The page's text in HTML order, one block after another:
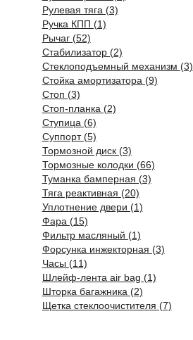
Рулевая тяга (3)
Ручка КПП (1)
Рычаг (52)
Стабилизатор (2)
Стеклоподъемный механизм (3)
Стойка амортизатора (9)
Стоп (3)
Стоп-планка (2)
Ступица (6)
Суппорт (5)
Тормозной диск (3)
Тормозные колодки (66)
Туманка бамперная (3)
Тяга реактивная (20)
Уплотнение двери (1)
Фара (15)
Фильтр масляный (1)
Форсунка инжекторная (3)
Часы (11)
Шлейф-лента air bag (1)
Шторка багажника (2)
Щетка стеклоочистителя (7)